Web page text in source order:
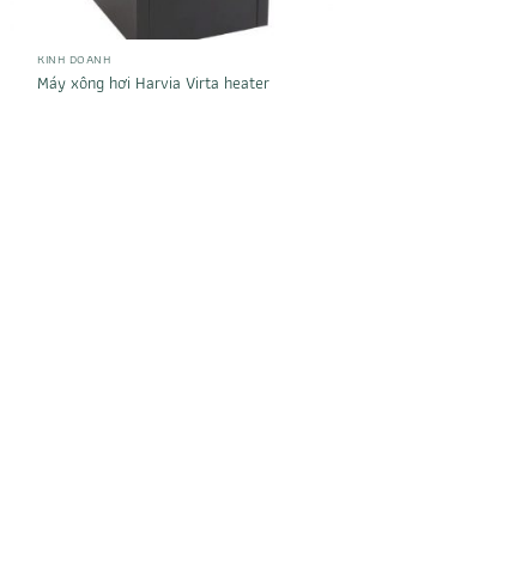
KINH DOANH
Máy xông hơi Harvia Virta heater